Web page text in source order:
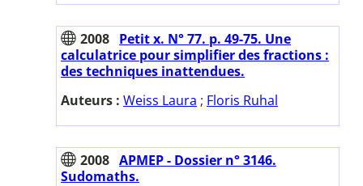
2008 Petit x. N° 77. p. 49-75. Une
calculatrice pour simplifier des fractions :
des techniques inattendues.
Auteurs : Weiss Laura ; Floris Ruhal
2008 APMEP - Dossier n° 3146.
Sudomaths.